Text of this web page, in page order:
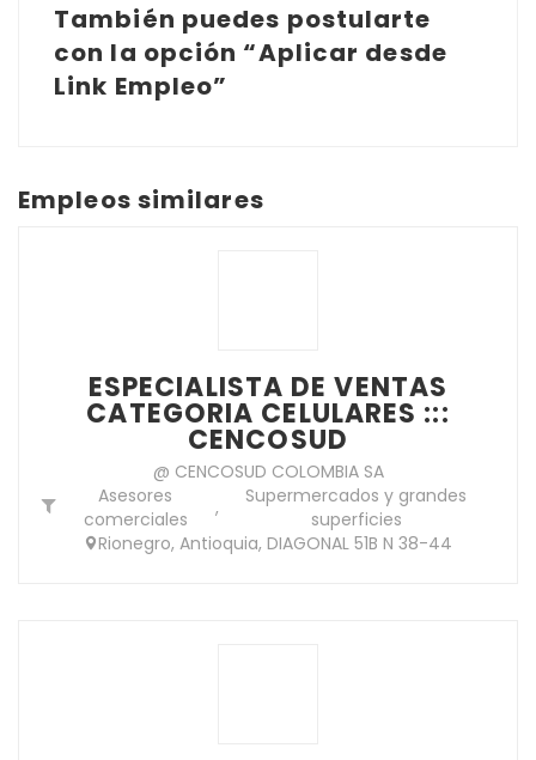
También puedes postularte
con la opción “Aplicar desde
Link Empleo”
Empleos similares
ESPECIALISTA DE VENTAS
CATEGORIA CELULARES :::
CENCOSUD
@ CENCOSUD COLOMBIA SA
Asesores
comerciales
,
Supermercados y grandes
superficies
Rionegro, Antioquia, DIAGONAL 51B N 38-44